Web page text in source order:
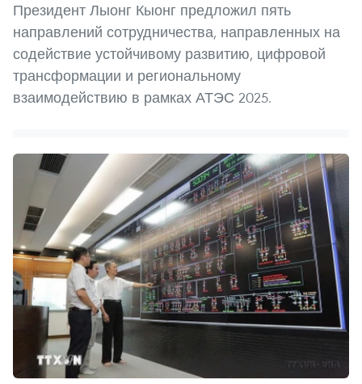
Президент Лыонг Кыонг предложил пять
направлений сотрудничества, направленных на
содействие устойчивому развитию, цифровой
трансформации и региональному
взаимодействию в рамках АТЭС 2025.